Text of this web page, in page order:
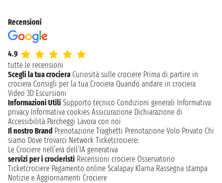
Recensioni
4.9
tutte le recensioni
Scegli la tua crociera Curiosità sulle crociere Prima di partire in
crociera Consigli per la tua Crociera Quando andare in crociera
Video 3D Escursioni
Informazioni Utili Supporto tecnico Condizioni generali Informativa
privacy Informativa cookies Assicurazione Dichiarazione di
Accessibilità Parcheggi Lavora con noi
Il nostro Brand Prenotazione Traghetti Prenotazione Volo Privato Chi
siamo Dove trovarci Network Ticketcrociere:
Le Crociere nell’era dell’IA generativa
servizi per i crocieristi Recensioni crociere Osservatorio
Ticketcrociere Pagamento online Scalapay Klarna Rassegna stampa
Notizie e Aggiornamenti Crociere